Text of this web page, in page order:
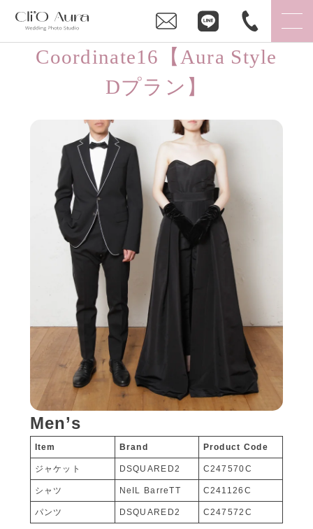
Coordinate16【Aura Style
Dプラン】
Men’s
Item Brand Product Code
ジャケット DSQUARED2 C247570C
シャツ NeIL BarreTT C241126C
パンツ DSQUARED2 C247572C